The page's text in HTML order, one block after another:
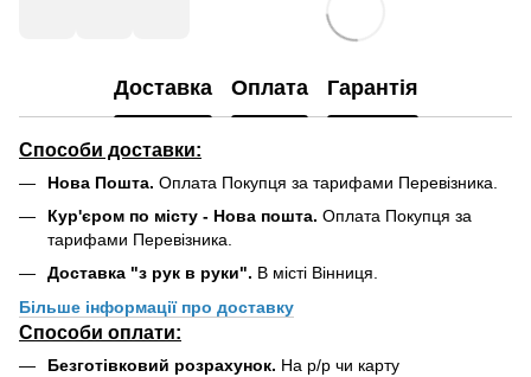
Доставка Оплата Гарантія
Способи доставки:
Нова Пошта. Оплата Покупця за тарифами Перевізника.
Кур'єром по місту - Нова пошта. Оплата Покупця за
тарифами Перевізника.
Доставка "з рук в руки". В місті Вінниця.
Більше інформації про доставку
Способи оплати:
Безготівковий розрахунок. На р/р чи карту